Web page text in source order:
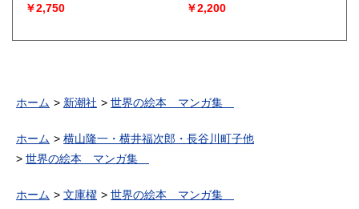
￥2,750
￥2,200
ホーム 新潮社 世界の絵本 マンガ集
ホーム
横山隆一・横井福次郎・長谷川町子他
世界の絵本 マンガ集
ホーム 文庫櫂 世界の絵本 マンガ集